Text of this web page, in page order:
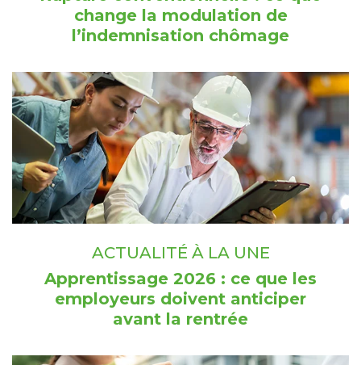
change la modulation de
l’indemnisation chômage
ACTUALITÉ À LA UNE
Apprentissage 2026 : ce que les
employeurs doivent anticiper
avant la rentrée